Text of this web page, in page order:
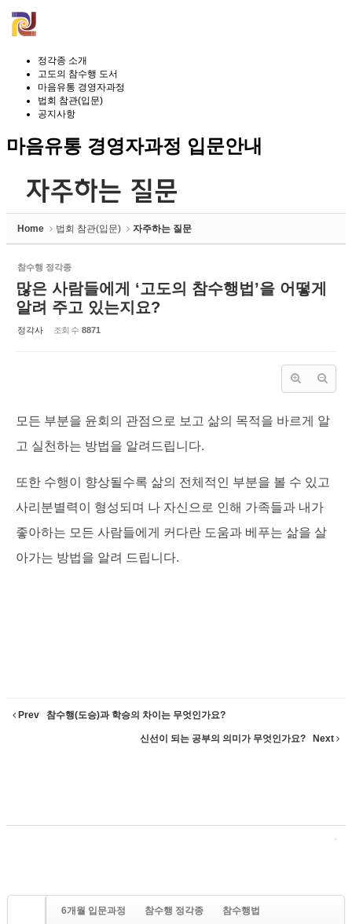
정각종 소개
고도의 참수행 도서
마음유통 경영자과정
법회 참관(입문)
공지사항
마음유통 경영자과정 입문안내
Home 법회 참관(입문) 자주하는 질문
참수행 정각종
많은 사람들에게 ‘고도의 참수행법’을 어떻게
알려 주고 있는지요?
정각사 조회 수 8871
모든 부분을 윤회의 관점으로 보고 삶의 목적을 바르게 알
고 실천하는 방법을 알려드립니다.
또한 수행이 향상될수록 삶의 전체적인 부분을 볼 수 있고
사리분별력이 형성되며 나 자신으로 인해 가족들과 내가
좋아하는 모든 사람들에게 커다란 도움과 베푸는 삶을 살
아가는 방법을 알려 드립니다.
Prev 참수행(도승)과 학승의 차이는 무엇인가요?
신선이 되는 공부의 의미가 무엇인가요? Next
6개월 입문과정 참수행 정각종 참수행법